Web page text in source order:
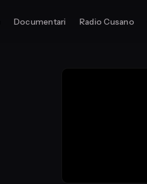
Documentari Radio Cusano